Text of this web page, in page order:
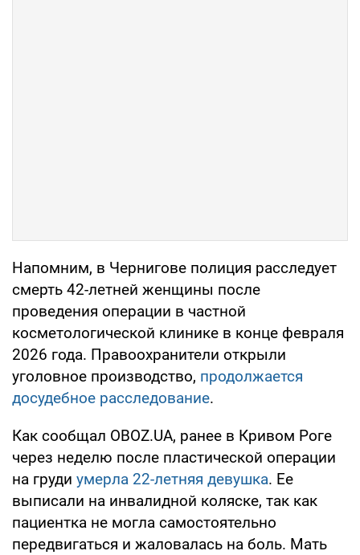
Напомним, в Чернигове полиция расследует
смерть 42-летней женщины после
проведения операции в частной
косметологической клинике в конце февраля
2026 года. Правоохранители открыли
уголовное производство, продолжается
досудебное расследование.
Как сообщал OBOZ.UA, ранее в Кривом Роге
через неделю после пластической операции
на груди умерла 22-летняя девушка. Ее
выписали на инвалидной коляске, так как
пациентка не могла самостоятельно
передвигаться и жаловалась на боль. Мать